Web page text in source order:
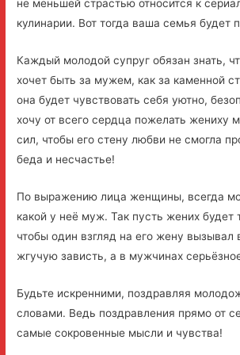
не меньшей страстью относится к
кулинарии. Вот тогда ваша семья будет
Каждый молодой супруг обязан знать,
хочет быть за мужем, как за каменной
она будет чувствовать себя уютно,
хочу от всего сердца пожелать жениху
сил, чтобы его стену любви не смогла
беда и несчастье!
По выражению лица женщины, всегда
какой у неё муж. Так пусть жених
чтобы один взгляд на его жену
жгучую зависть, а в мужчинах
Будьте искренними, поздравляя
словами. Ведь поздравления прямо от
самые сокровенные мысли и чувства!